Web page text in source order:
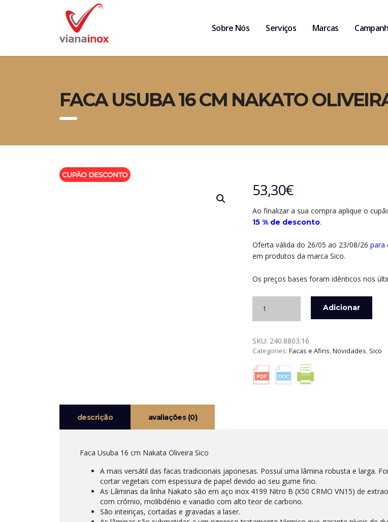
Sobre Nós Serviços Marcas
FACA USUBA 16 CM NAKATO
53,30€
Ao finalizar a sua compra aplique o
15 % de desconto.
Oferta válida do 26/05 ao 23/08/26 para
em produtos da marca Sico.
Os preços bases foram idênticos nos
FACA
16
CM
OLIVEIRA
SICO
Adicionar
SKU: 240.8803.16
Categories: Facas e Afins,Novidades, Sico
descrição avaliações (0)
Faca Usuba 16 cm Nakata Oliveira Sico
A mais versátil das facas tradicionais japonesas. Possuí uma lâmina robusta e larga.
cortar vegetais com espessura de papel devido ao seu gume fino.
As Lâminas da linha Nakato são em aço inox 4199 Nitro B (X50 CRMO VN15) de
com crómio, molibdénio e vanadio com alto teor de carbono.
São inteiriças, cortadas e gravadas a laser.